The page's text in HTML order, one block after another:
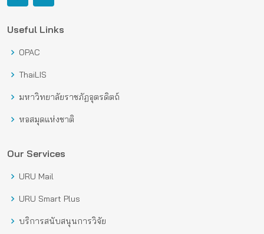
Useful Links
OPAC
ThaiLIS
มหาวิทยาลัยราชภัฏอุตรดิตถ์
หอสมุดแห่งชาติ
Our Services
URU Mail
URU Smart Plus
บริการสนับสนุนการวิจัย